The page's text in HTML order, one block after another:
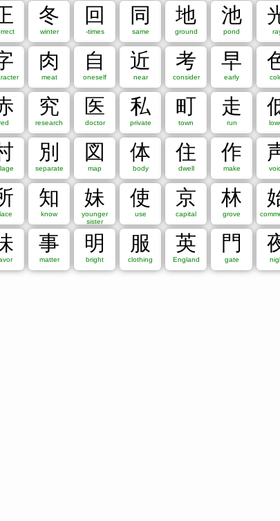
夕 子 小 尢 屮 山 工 己 幺 广 廾
手 文 方 无 曰 月 欠 止 歹 毋 比 氏
牛 瓜 生 疋 疒 皮 皿 矛
糸 羊 而 耒 聿 肉 至 舛 舟 色
角 豆 貝 赤 足 身 辛 辰 酉 金
革 頁 食 馬 鬥 鬲 鬼
黹 鼓 鼠 齊 齒 龜 龠 Unset
Radical):
冬
winter
回
-times
同
same
地
ground
池
pond
肉
meat
自
oneself
近
near
考
consider
早
early
究
research
医
doctor
私
private
町
town
走
run
別
separate
図
map
体
body
住
dwell
作
make
知
know
妹
younger
sister
使
use
京
capital
林
grove
事
matter
明
bright
服
clothing
英
England
門
gate